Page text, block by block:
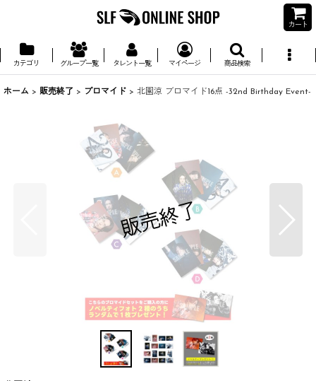
カート
カテゴリ グループ一覧 タレント一覧 マイページ 商品検索
ホーム > 販売終了 > ブロマイド > 北園涼 ブロマイド16点 -32nd Birthday Event-